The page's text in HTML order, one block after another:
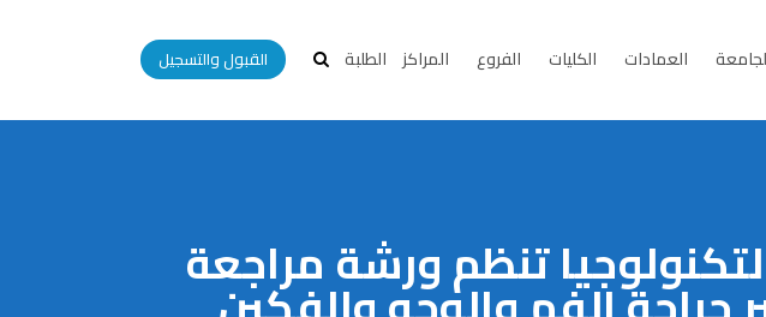
العمادات الكليات الفروع المراكز الطلبة القبول والتسجيل
تنظم ورشة مراجعة